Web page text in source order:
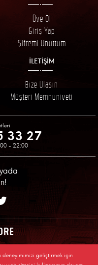
Üye Ol
Giriş Yap
Şifremi Unuttum
İLETİŞİM
Bize Ulaşın
Müşteri Memnuniyeti
33 27
- 22:00
deneyimimizi geliştirmek için